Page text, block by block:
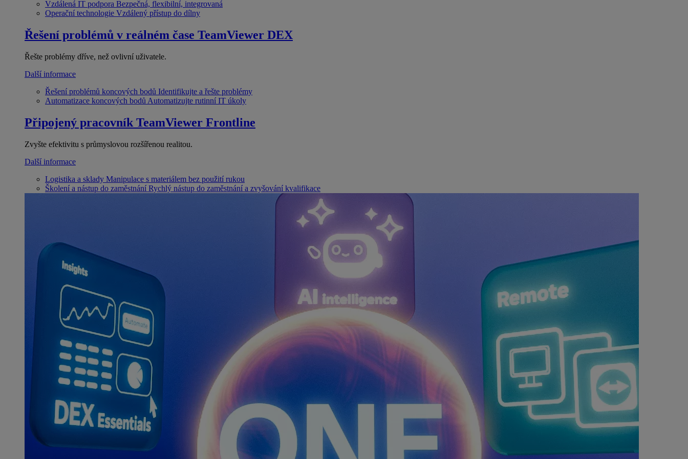
Vzdálená IT podpora Bezpečná, flexibilní, integrovaná
Operační technologie Vzdálený přístup do dílny
Řešení problémů v reálném čase TeamViewer DEX
Řešte problémy dříve, než ovlivní uživatele.
Další informace
Řešení problémů koncových bodů Identifikujte a řešte problémy
Automatizace koncových bodů Automatizujte rutinní IT úkoly
Připojený pracovník TeamViewer Frontline
Zvyšte efektivitu s průmyslovou rozšířenou realitou.
Další informace
Logistika a sklady Manipulace s materiálem bez použití rukou
Školení a nástup do zaměstnání Rychlý nástup do zaměstnání a zvyšování kvalifikace